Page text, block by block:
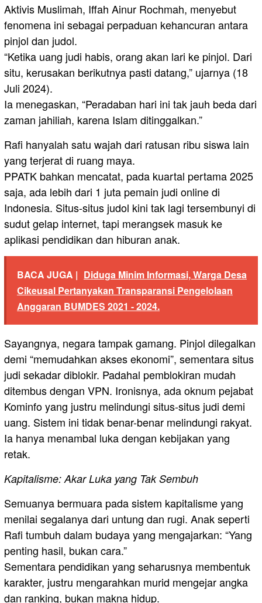
Aktivis Muslimah, Iffah Ainur Rochmah, menyebut
fenomena ini sebagai perpaduan kehancuran antara
pinjol dan judol.
“Ketika uang judi habis, orang akan lari ke pinjol. Dari
situ, kerusakan berikutnya pasti datang,” ujarnya (18
Juli 2024).
Ia menegaskan, “Peradaban hari ini tak jauh beda dari
zaman jahiliah, karena Islam ditinggalkan.”
Rafi hanyalah satu wajah dari ratusan ribu siswa lain
yang terjerat di ruang maya.
PPATK bahkan mencatat, pada kuartal pertama 2025
saja, ada lebih dari 1 juta pemain judi online di
Indonesia. Situs-situs judol kini tak lagi tersembunyi di
sudut gelap internet, tapi merangsek masuk ke
aplikasi pendidikan dan hiburan anak.
BACA JUGA | Diduga Minim Informasi, Warga Desa
Cikeusal Pertanyakan Transparansi Pengelolaan
Anggaran BUMDES 2021 - 2024.
Sayangnya, negara tampak gamang. Pinjol dilegalkan
demi “memudahkan akses ekonomi”, sementara situs
judi sekadar diblokir. Padahal pemblokiran mudah
ditembus dengan VPN. Ironisnya, ada oknum pejabat
Kominfo yang justru melindungi situs-situs judi demi
uang. Sistem ini tidak benar-benar melindungi rakyat.
Ia hanya menambal luka dengan kebijakan yang
retak.
Kapitalisme: Akar Luka yang Tak Sembuh
Semuanya bermuara pada sistem kapitalisme yang
menilai segalanya dari untung dan rugi. Anak seperti
Rafi tumbuh dalam budaya yang mengajarkan: “Yang
penting hasil, bukan cara.”
Sementara pendidikan yang seharusnya membentuk
karakter, justru mengarahkan murid mengejar angka
dan ranking, bukan makna hidup.